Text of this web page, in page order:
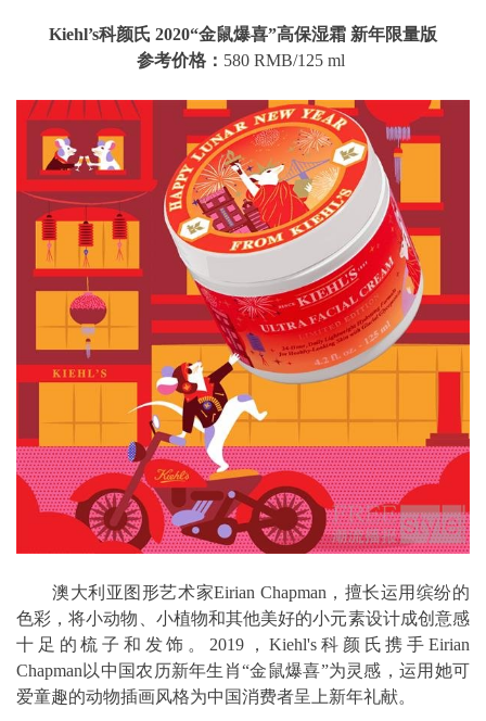
Kiehl’s科颜氏 2020“金鼠爆喜”高保湿霜 新年限量版
参考价格： 580 RMB/125 ml
澳大利亚图形艺术家Eirian Chapman，擅长运用缤纷的
色彩，将小动物、小植物和其他美好的小元素设计成创意感
十足的梳子和发饰。2019，Kiehl's科颜氏携手Eirian
Chapman以中国农历新年生肖“金鼠爆喜”为灵感，运用她可
爱童趣的动物插画风格为中国消费者呈上新年礼献。